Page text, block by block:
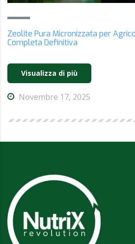
Zeolite Pura Micronizzata per
Completa Definitiva
Visualizza di più
Novembre 17, 2025